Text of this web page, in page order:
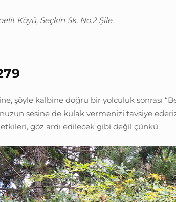
Köyü, Seçkin Sk. No.2 Şile
şöyle kalbine doğru bir yolculuk sonrası
sesine de kulak vermenizi tavsiye
göz ardı edilecek gibi değil çünkü.